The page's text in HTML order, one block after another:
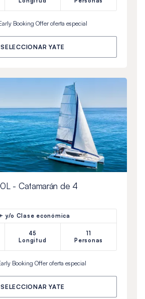
Booking Offeroferta especial
SELECCIONAR YATE
- Catamarán de 4
y/o Clase económica
45
Longitud
11
Personas
Booking Offeroferta especial
SELECCIONAR YATE